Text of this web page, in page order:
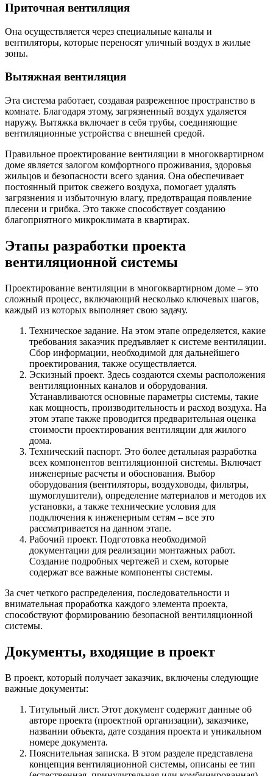
Приточная вентиляция
Она осуществляется через специальные каналы и
вентиляторы, которые переносят уличный воздух в жилые
зоны.
Вытяжная вентиляция
Эта система работает, создавая разреженное пространство в
комнате. Благодаря этому, загрязненный воздух удаляется
наружу. Вытяжка включает в себя трубы, соединяющие
вентиляционные устройства с внешней средой.
Правильное проектирование вентиляции в многоквартирном
доме является залогом комфортного проживания, здоровья
жильцов и безопасности всего здания. Она обеспечивает
постоянный приток свежего воздуха, помогает удалять
загрязнения и избыточную влагу, предотвращая появление
плесени и грибка. Это также способствует созданию
благоприятного микроклимата в квартирах.
Этапы разработки проекта
вентиляционной системы
Проектирование вентиляции в многоквартирном доме – это
сложный процесс, включающий несколько ключевых шагов,
каждый из которых выполняет свою задачу.
Техническое задание. На этом этапе определяется, какие
требования заказчик предъявляет к системе вентиляции.
Сбор информации, необходимой для дальнейшего
проектирования, также осуществляется.
Эскизный проект. Здесь создаются схемы расположения
вентиляционных каналов и оборудования.
Устанавливаются основные параметры системы, такие
как мощность, производительность и расход воздуха. На
этом этапе также проводится предварительная оценка
стоимости проектирования вентиляции для жилого
дома.
Технический паспорт. Это более детальная разработка
всех компонентов вентиляционной системы. Включает
инженерные расчеты и обоснования. Выбор
оборудования (вентиляторы, воздуховоды, фильтры,
шумоглушители), определение материалов и методов их
установки, а также технические условия для
подключения к инженерным сетям – все это
рассматривается на данном этапе.
Рабочий проект. Подготовка необходимой
документации для реализации монтажных работ.
Создание подробных чертежей и схем, которые
содержат все важные компоненты системы.
За счет четкого распределения, последовательности и
внимательная проработка каждого элемента проекта,
способствуют формированию безопасной вентиляционной
системы.
Документы, входящие в проект
В проект, который получает заказчик, включены следующие
важные документы:
Титульный лист. Этот документ содержит данные об
авторе проекта (проектной организации), заказчике,
названии объекта, дате создания проекта и уникальном
номере документа.
Пояснительная записка. В этом разделе представлена
концепция вентиляционной системы, описаны ее тип